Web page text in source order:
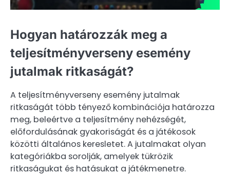
Hogyan határozzák meg a
teljesítményverseny esemény
jutalmak ritkaságát?
A teljesítményverseny esemény jutalmak
ritkaságát több tényező kombinációja határozza
meg, beleértve a teljesítmény nehézségét,
előfordulásának gyakoriságát és a játékosok
közötti általános keresletet. A jutalmakat olyan
kategóriákba sorolják, amelyek tükrözik
ritkaságukat és hatásukat a játékmenetre.